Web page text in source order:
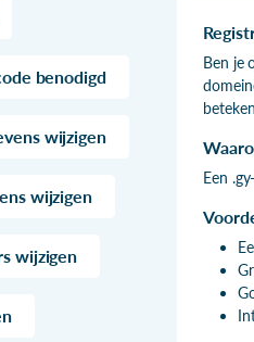
benodigd
wijzigen
wijzigen
wijzigen
Ben je
Een